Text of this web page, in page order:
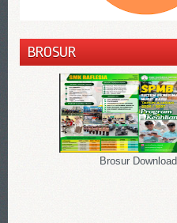
BROSUR
Brosur Download